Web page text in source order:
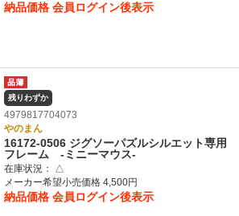
納品価格 会員ログイン後表示
残りわずか
4979817704073
やのまん
16172-0506 ジグソーパズルシルエット専用
フレーム ‐ミニーマウス‐
在庫状況：
△
メーカー希望小売価格 4,500円
納品価格 会員ログイン後表示